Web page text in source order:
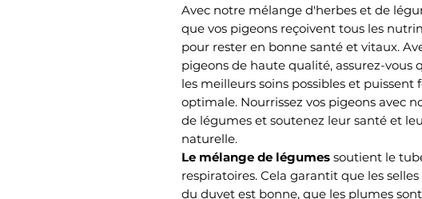
Avec notre mélange d'herbes et de
que vos pigeons reçoivent tous les
pour rester en bonne santé et vitaux.
pigeons de haute qualité, assurez-vous
les meilleurs soins possibles et
optimale. Nourrissez vos pigeons avec
de légumes et soutenez leur santé et
naturelle.
Le mélange de légumes soutient le
respiratoires. Cela garantit que les
du duvet est bonne, que les plumes